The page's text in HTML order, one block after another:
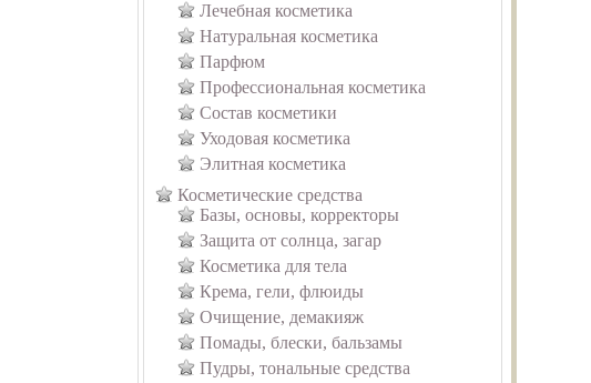
Лечебная косметика
Натуральная косметика
Парфюм
Профессиональная косметика
Состав косметики
Уходовая косметика
Элитная косметика
Косметические средства
Базы, основы, корректоры
Защита от солнца, загар
Косметика для тела
Крема, гели, флюиды
Очищение, демакияж
Помады, блески, бальзамы
Пудры, тональные средства